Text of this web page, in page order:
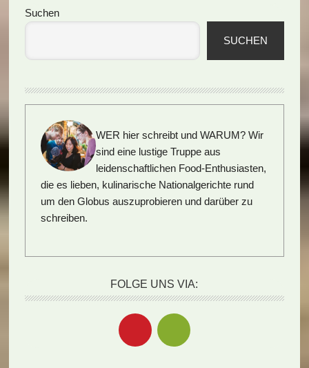
Seitenspalte
Suchen
SUCHEN
WER hier schreibt und WARUM? Wir
sind eine lustige Truppe aus
leidenschaftlichen Food-Enthusiasten,
die es lieben, kulinarische Nationalgerichte rund
um den Globus auszuprobieren und darüber zu
schreiben.
FOLGE UNS VIA: